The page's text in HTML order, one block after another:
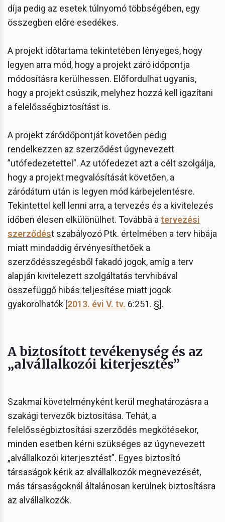
díja pedig az esetek túlnyomó többségében, egy
összegben előre esedékes.
A projekt időtartama tekintetében lényeges, hogy
legyen arra mód, hogy a projekt záró időpontja
módosításra kerülhessen. Előfordulhat ugyanis,
hogy a projekt csúszik, melyhez hozzá kell igazítani
a felelősségbiztosítást is.
A projekt záróidőpontját követően pedig
rendelkezzen az szerződést úgynevezett
”utófedezetettel”. Az utófedezet azt a célt szolgálja,
hogy a projekt megvalósítását követően, a
záródátum után is legyen mód kárbejelentésre.
Tekintettel kell lenni arra, a tervezés és a kivitelezés
időben élesen elkülönülhet. Továbbá a tervezési
szerződést szabályozó Ptk. értelmében a terv hibája
miatt mindaddig érvényesíthetőek a
szerződésszegésből fakadó jogok, amíg a terv
alapján kivitelezett szolgáltatás tervhibával
összefüggő hibás teljesítése miatt jogok
gyakorolhatók [2013. évi V. tv. 6:251. §].
A biztosított tevékenység és az
„alvállalkozói kiterjesztés”
Szakmai követelményként kerül meghatározásra a
szakági tervezők biztosítása. Tehát, a
felelősségbiztosítási szerződés megkötésekor,
minden esetben kérni szükséges az úgynevezett
„alvállalkozói kiterjesztést”. Egyes biztosító
társaságok kérik az alvállalkozók megnevezését,
más társaságoknál általánosan kerülnek biztosításra
az alvállalkozók.